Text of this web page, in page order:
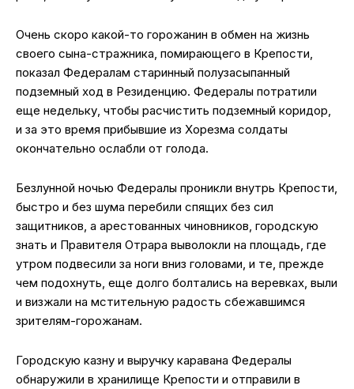
Очень скоро какой-то горожанин в обмен на жизнь
своего сына-стражника, помирающего в Крепости,
показал Федералам старинный полузасыпанный
подземный ход в Резиденцию. Федералы потратили
еще недельку, чтобы расчистить подземный коридор,
и за это время прибывшие из Хорезма солдаты
окончательно ослабли от голода.
Безлунной ночью Федералы проникли внутрь Крепости,
быстро и без шума перебили спящих без сил
защитников, а арестованных чиновников, городскую
знать и Правителя Отрара выволокли на площадь, где
утром подвесили за ноги вниз головами, и те, прежде
чем подохнуть, еще долго болтались на веревках, выли
и визжали на мстительную радость сбежавшимся
зрителям-горожанам.
Городскую казну и выручку каравана Федералы
обнаружили в хранилище Крепости и отправили в